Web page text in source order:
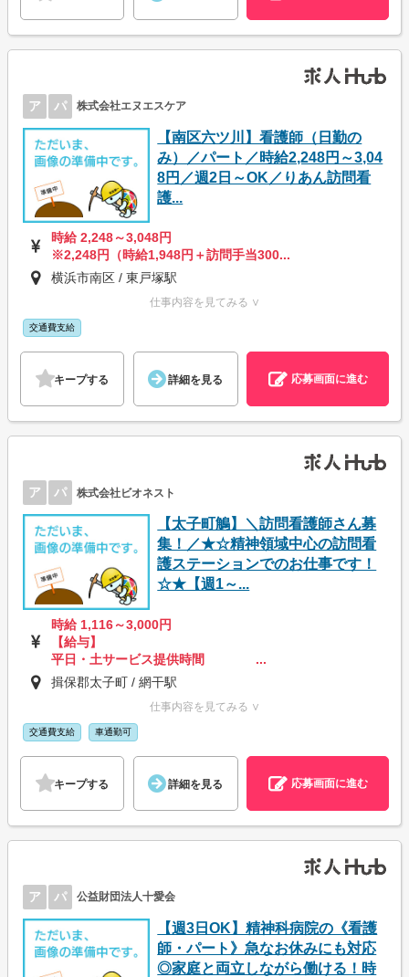
ア パ 株式会社エヌエスケア
【南区六ツ川】看護師（日勤の
み）／パート／時給2,248円～3,04
8円／週2日～OK／りあん訪問看
護...
時給 2,248～3,048円
※2,248円（時給1,948円＋訪問手当300...
横浜市南区 / 東戸塚駅
仕事内容を見てみる ∨
交通費支給
キープする 詳細を見る 応募画面に進む
ア パ 株式会社ビオネスト
【太子町鵤】＼訪問看護師さん募
集！／★☆精神領域中心の訪問看
護ステーションでのお仕事です！
☆★【週1～...
時給 1,116～3,000円
【給与】
平日・土サービス提供時間 ...
揖保郡太子町 / 網干駅
仕事内容を見てみる ∨
交通費支給 車通勤可
キープする 詳細を見る 応募画面に進む
ア パ 公益財団法人十愛会
【週3日OK】精神科病院の《看護
師・パート》急なお休みにも対応
◎家庭と両立しながら働ける！時